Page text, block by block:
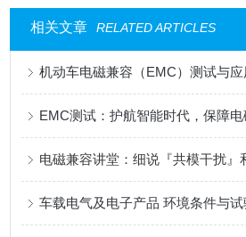
相关文章 RELATED ARTICLES
机动车电磁兼容（EMC）测试与应
EMC测试：护航智能时代，保障
电磁兼容讲堂：细说『共模干扰』